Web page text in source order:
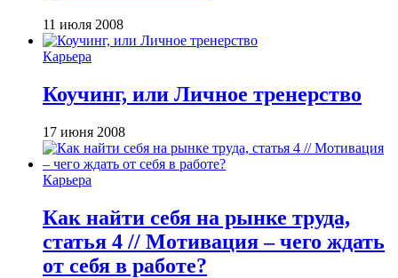
11 июля 2008
Карьера
Коучинг, или Личное тренерство
17 июня 2008
Карьера
Как найти себя на рынке труда,
статья 4 // Мотивация – чего ждать
от себя в работе?